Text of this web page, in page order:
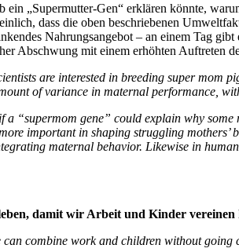
ein „Supermutter-Gen“ erklären könnte,
dass die oben beschriebenen
Nahrungsangebot – an einem Tag
Abschwung mit einem erhöhten Auftreten
are interested in breeding super
of variance in maternal performance,
a “supermom gene” could explain why
important in shaping struggling
maternal behavior. Likewise in
damit wir Arbeit und Kinder
can combine work and children without